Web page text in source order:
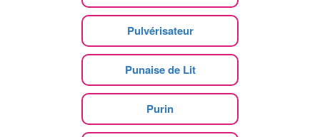
Pulvérisateur
Punaise de Lit
Purin